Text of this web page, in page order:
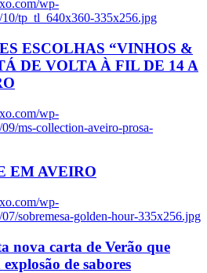
wp-
tp_tl_640x360-335x256.jpg
ESCOLHAS “VINHOS &
DE VOLTA À FIL DE 14 A
wp-
ms-collection-aveiro-prosa-
EM AVEIRO
wp-
sobremesa-golden-hour-335x256.jpg
nova carta de Verão que
de sabores